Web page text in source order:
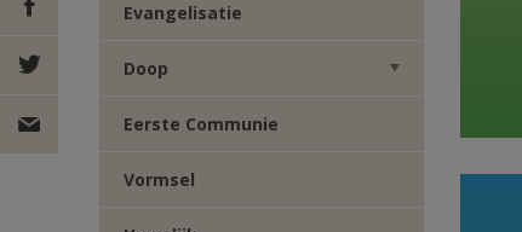
DEEL OP
FACEBOOK
DEEL OP
Evangelisatie
Doop
Eerste Communie
Vormsel